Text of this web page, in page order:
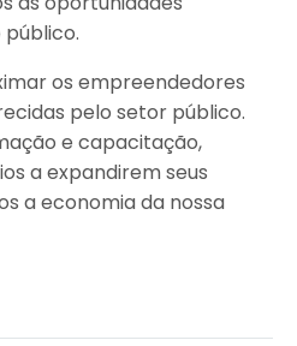
os empreendedores
pelo setor público.
e capacitação,
a expandirem seus
a economia da nossa